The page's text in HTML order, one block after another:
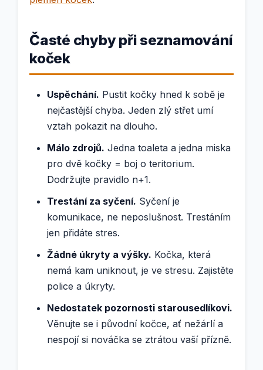
Časté chyby při seznamování
koček
Uspěchání. Pustit kočky hned k sobě je
nejčastější chyba. Jeden zlý střet umí
vztah pokazit na dlouho.
Málo zdrojů. Jedna toaleta a jedna miska
pro dvě kočky = boj o teritorium.
Dodržujte pravidlo n+1.
Trestání za syčení. Syčení je
komunikace, ne neposlušnost. Trestáním
jen přidáte stres.
Žádné úkryty a výšky. Kočka, která
nemá kam uniknout, je ve stresu. Zajistěte
police a úkryty.
Nedostatek pozornosti starousedlíkovi.
Věnujte se i původní kočce, ať nežárlí a
nespojí si nováčka se ztrátou vaší přízně.